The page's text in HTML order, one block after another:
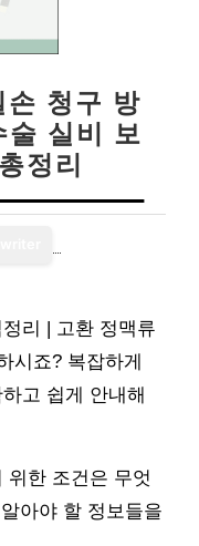
손 청구 방
실비 보
정리
리 | 고환 정맥류
시죠? 복잡하게
고 쉽게 안내해
위한 조건은 무엇
아야 할 정보들을